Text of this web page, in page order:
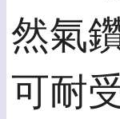
然氣
可耐